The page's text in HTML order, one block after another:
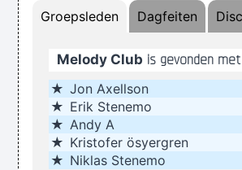
Drinking
. And these children that you
In sixth grade I had a band called
Groepsleden
Melody Club is gevonden
★ Jon Axellson
★ Erik Stenemo
★ Andy A
★ Kristofer ösyergren
★ Niklas Stenemo
Dagfeiten